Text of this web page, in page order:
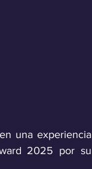
una experiencia
2025 por su